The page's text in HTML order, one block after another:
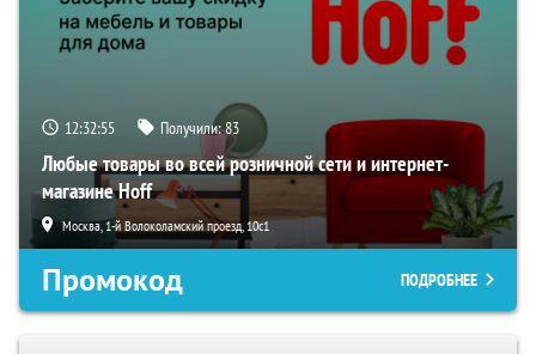
12:32:54 Получили:83
Любые товары во всей розничной сети и интернет-
магазине Hoff
Москва, 1-й Волоколамский проезд, 10с1
Промокод ПОДРОБНЕЕ